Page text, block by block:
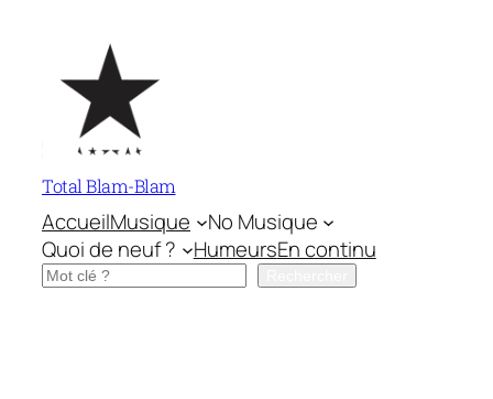
contenu
Total Blam-Blam
AccueilMusique
No Musique
Quoi de neuf ?
HumeursEn continu
Rechercher